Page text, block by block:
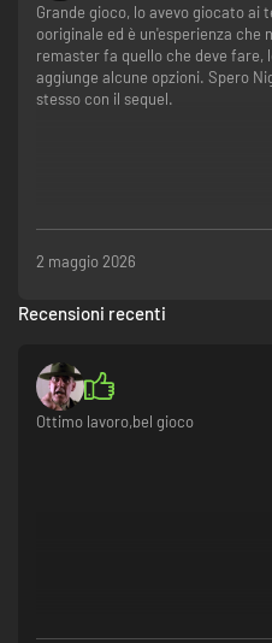
Grande gioco, lo avevo giocato ai
ooriginale ed è un'esperienza che
remaster fa quello che deve fare,
aggiunge alcune opzioni. Spero
stesso con il sequel.
2 maggio 2026
Recensioni recenti
Ottimo lavoro,bel gioco